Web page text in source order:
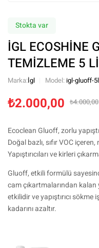
Stokta var
İGL ECOSHİNE
TEMİZLEME 5
Marka:İgl Model: igl-gluoff-5l
₺4.000,00
₺2.000,00
Ecoclean Gluoff, zorlu
Doğal bazlı, sıfır VOC
Yapıştırıcıları ve kirleri
Gluoff, etkili formülü
cam çıkartmalarından kalan
etkilidir ve yapıştırıcı sökme
kadarını azaltır.